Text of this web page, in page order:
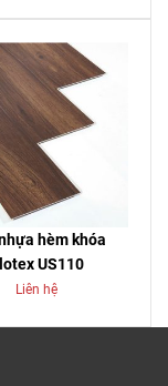
hèm khóa
US110
Liên hệ